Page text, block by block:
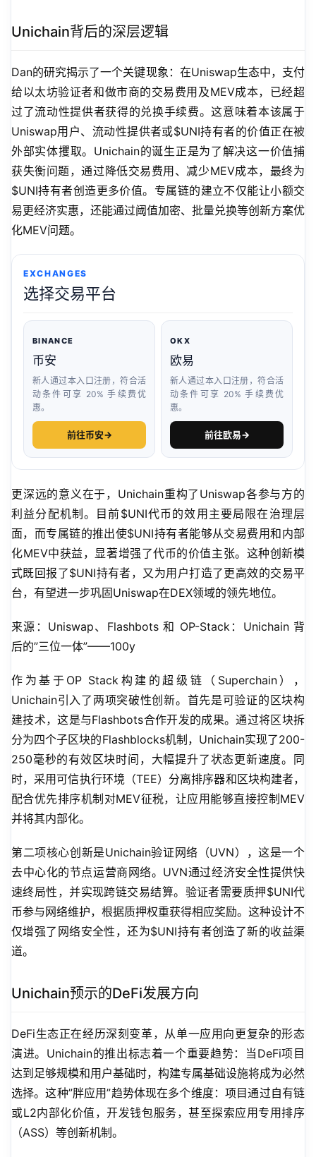
Unichain背后的深层逻辑
Dan的研究揭示了一个关键现象：在Uniswap生态中，支付
给以太坊验证者和做市商的交易费用及MEV成本，已经超
过了流动性提供者获得的兑换手续费。这意味着本该属于
Uniswap用户、流动性提供者或$UNI持有者的价值正在被
外部实体攫取。Unichain的诞生正是为了解决这一价值捕
获失衡问题，通过降低交易费用、减少MEV成本，最终为
$UNI持有者创造更多价值。专属链的建立不仅能让小额交
易更经济实惠，还能通过阈值加密、批量兑换等创新方案优
化MEV问题。
EXCHANGES
选择交易平台
BINANCE
币安
新人通过本入口注册，符合活
动条件可享 20% 手续费优
惠。
前往币安→
OKX
欧易
新人通过本入口注册，符合活
动条件可享 20% 手续费优
惠。
前往欧易→
更深远的意义在于，Unichain重构了Uniswap各参与方的
利益分配机制。目前$UNI代币的效用主要局限在治理层
面，而专属链的推出使$UNI持有者能够从交易费用和内部
化MEV中获益，显著增强了代币的价值主张。这种创新模
式既回报了$UNI持有者，又为用户打造了更高效的交易平
台，有望进一步巩固Uniswap在DEX领域的领先地位。
来源：Uniswap、Flashbots 和 OP-Stack：Unichain 背
后的”三位一体”——100y
作为基于OP Stack构建的超级链（Superchain），
Unichain引入了两项突破性创新。首先是可验证的区块构
建技术，这是与Flashbots合作开发的成果。通过将区块拆
分为四个子区块的Flashblocks机制，Unichain实现了200-
250毫秒的有效区块时间，大幅提升了状态更新速度。同
时，采用可信执行环境（TEE）分离排序器和区块构建者，
配合优先排序机制对MEV征税，让应用能够直接控制MEV
并将其内部化。
第二项核心创新是Unichain验证网络（UVN），这是一个
去中心化的节点运营商网络。UVN通过经济安全性提供快
速终局性，并实现跨链交易结算。验证者需要质押$UNI代
币参与网络维护，根据质押权重获得相应奖励。这种设计不
仅增强了网络安全性，还为$UNI持有者创造了新的收益渠
道。
Unichain预示的DeFi发展方向
DeFi生态正在经历深刻变革，从单一应用向更复杂的形态
演进。Unichain的推出标志着一个重要趋势：当DeFi项目
达到足够规模和用户基础时，构建专属基础设施将成为必然
选择。这种”胖应用”趋势体现在多个维度：项目通过自有链
或L2内部化价值，开发钱包服务，甚至探索应用专用排序
（ASS）等创新机制。